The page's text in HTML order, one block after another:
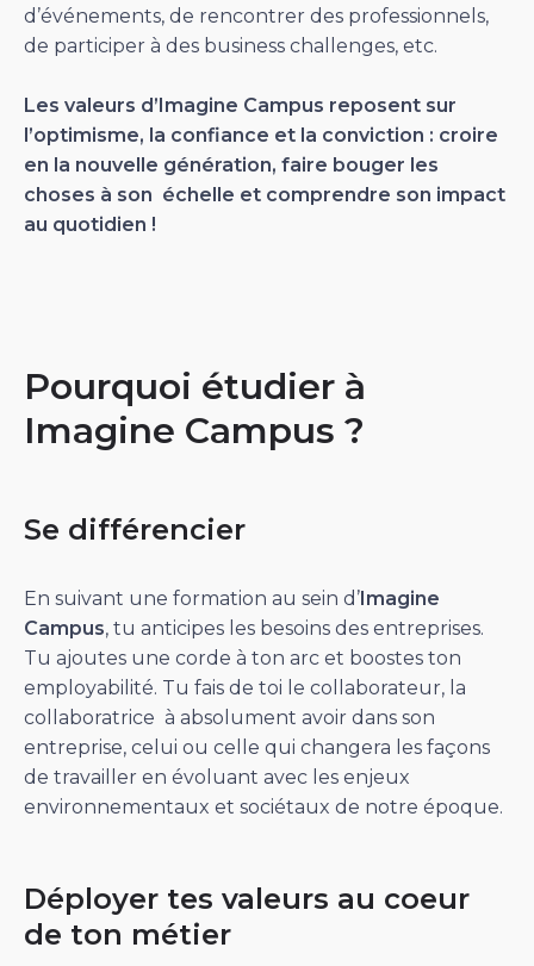
d’événements, de rencontrer des professionnels,
de participer à des business challenges, etc.
Les valeurs d’Imagine Campus reposent sur
l’optimisme, la confiance et la conviction : croire
en la nouvelle génération, faire bouger les
choses à son échelle et comprendre son impact
au quotidien !
Pourquoi étudier à
Imagine Campus ?
Se différencier
En suivant une formation au sein d’ Imagine
Campus, tu anticipes les besoins des entreprises.
Tu ajoutes une corde à ton arc et boostes ton
employabilité. Tu fais de toi le collaborateur, la
collaboratrice à absolument avoir dans son
entreprise, celui ou celle qui changera les façons
de travailler en évoluant avec les enjeux
environnementaux et sociétaux de notre époque.
Déployer tes valeurs au coeur
de ton métier